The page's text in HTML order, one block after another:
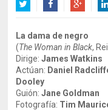
La dama de negro
(The Woman in Black,
Dirige:James Watkins
Actúan: Daniel
Dooley
Guión: Jane Goldman
Fotografía: Tim